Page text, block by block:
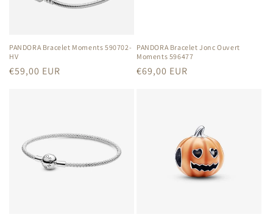
n
:
PANDORA Bracelet Moments 590702-
HV
Prix
€59,00 EUR
PANDORA Bracelet Jonc Ouvert
Moments 596477
Prix
€69,00 EUR